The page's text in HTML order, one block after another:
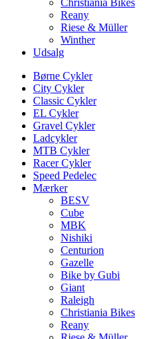
Christiania Bikes
Reany
Riese & Müller
Winther
Udsalg
Børne Cykler
City Cykler
Classic Cykler
EL Cykler
Gravel Cykler
Ladcykler
MTB Cykler
Racer Cykler
Speed Pedelec
Mærker
BESV
Cube
MBK
Nishiki
Centurion
Gazelle
Bike by Gubi
Giant
Raleigh
Christiania Bikes
Reany